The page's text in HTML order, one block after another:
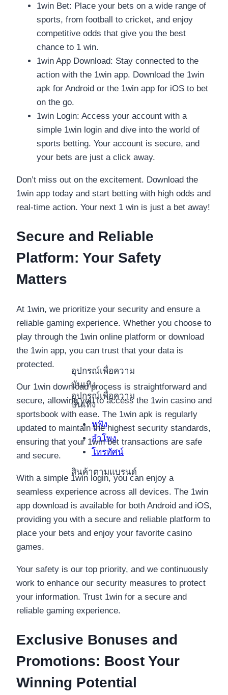
อุปกรณ์เพื่อความ
บันเทิง
อุปกรณ์เพื่อความ
บันเทิง
หูฟัง
ลำโพง
โทรทัศน์
สินค้าตามแบรนด์
1win Bet: Place your bets on a wide range of
sports, from football to cricket, and enjoy
competitive odds that give you the best
chance to 1 win.
1win App Download: Stay connected to the
action with the 1win app. Download the 1win
apk for Android or the 1win app for iOS to bet
on the go.
1win Login: Access your account with a
simple 1win login and dive into the world of
sports betting. Your account is secure, and
your bets are just a click away.
Don’t miss out on the excitement. Download the
1win app today and start betting with high odds and
real-time action. Your next 1 win is just a bet away!
Secure and Reliable
Platform: Your Safety
Matters
At 1win, we prioritize your security and ensure a
reliable gaming experience. Whether you choose to
play through the 1win online platform or download
the 1win app, you can trust that your data is
protected.
Our 1win download process is straightforward and
secure, allowing you to access the 1win casino and
sportsbook with ease. The 1win apk is regularly
updated to maintain the highest security standards,
ensuring that your 1win bet transactions are safe
and secure.
With a simple 1win login, you can enjoy a
seamless experience across all devices. The 1win
app download is available for both Android and iOS,
providing you with a secure and reliable platform to
place your bets and enjoy your favorite casino
games.
Your safety is our top priority, and we continuously
work to enhance our security measures to protect
your information. Trust 1win for a secure and
reliable gaming experience.
Exclusive Bonuses and
Promotions: Boost Your
Winning Potential